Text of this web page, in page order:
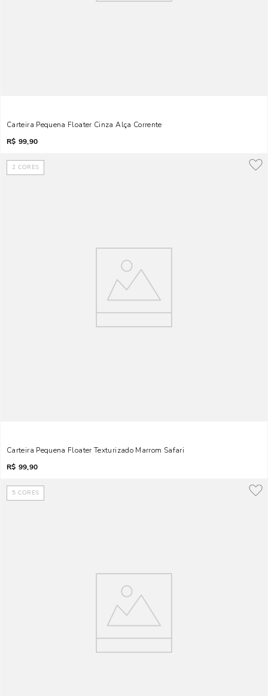
Carteira Pequena Floater Cinza Alça Corrente
R$ 99,90
2 CORES
Carteira Pequena Floater Texturizado Marrom Safari
R$ 99,90
5 CORES